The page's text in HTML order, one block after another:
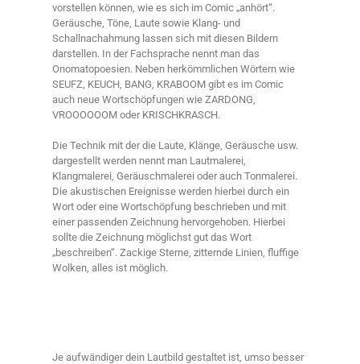
vorstellen können, wie es sich im Comic „anhört“.
Geräusche, Töne, Laute sowie Klang- und
Schallnachahmung lassen sich mit diesen Bildern
darstellen. In der Fachsprache nennt man das
Onomatopoesien. Neben herkömmlichen Wörtern wie
SEUFZ, KEUCH, BANG, KRABOOM gibt es im Comic
auch neue Wortschöpfungen wie ZARDONG,
VROOOOOOM oder KRISCHKRASCH.
Die Technik mit der die Laute, Klänge, Geräusche usw.
dargestellt werden nennt man Lautmalerei,
Klangmalerei, Geräuschmalerei oder auch Tonmalerei.
Die akustischen Ereignisse werden hierbei durch ein
Wort oder eine Wortschöpfung beschrieben und mit
einer passenden Zeichnung hervorgehoben. Hierbei
sollte die Zeichnung möglichst gut das Wort
„beschreiben“. Zackige Sterne, zitternde Linien, fluffige
Wolken, alles ist möglich.
Je aufwändiger dein Lautbild gestaltet ist, umso besser